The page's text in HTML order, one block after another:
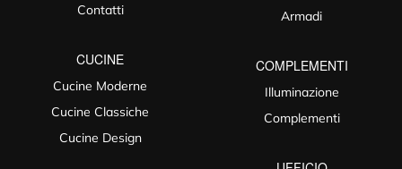
Contatti
CUCINE
Cucine Moderne
Cucine Classiche
Cucine Design
Armadi
COMPLEMENTI
Illuminazione
Complementi